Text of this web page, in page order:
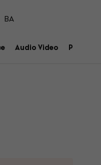
BA
Audio Video Pribor